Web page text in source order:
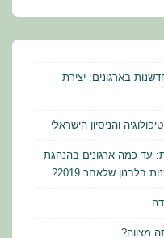
בארגונים: יצירת
והניסיון הישראלי
עד כמה ארגונים בהנהגת
שלאחר 2019?
מצווה?